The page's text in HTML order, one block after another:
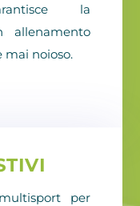
la
allenamento
mai noioso.
per